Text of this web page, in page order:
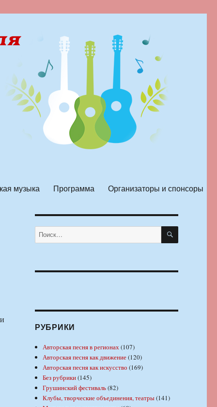
музыка Программа Организаторы и спонсоры
Искать: ПОИСК
РУБРИКИ
Авторская песня в регионах(107)
Авторская песня как движение(120)
Авторская песня как искусство (169)
Без рубрики(145)
Грушинский фестиваль(82)
Клубы, творческие объединения, театры(141)